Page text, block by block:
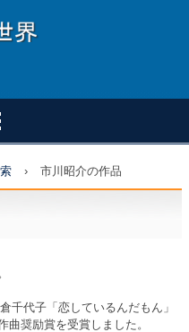
› 市川昭介の作品
千代子「恋しているんだもん」
奨励賞を受賞しました。